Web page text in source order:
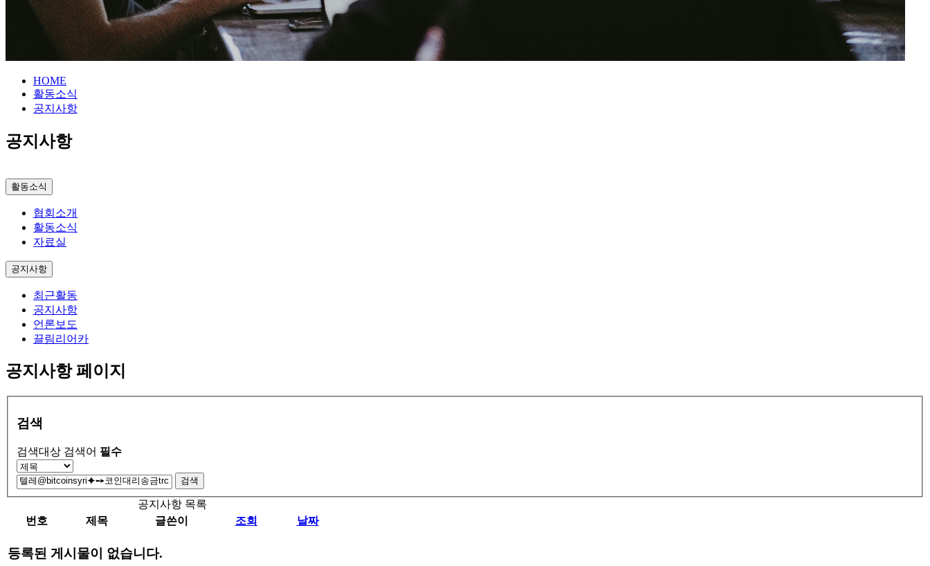
HOME
활동소식
공지사항
공지사항
활동소식
협회소개
활동소식
자료실
공지사항
최근활동
공지사항
언론보도
끌림리어카
공지사항 페이지
검색
검색대상 검색어 필수
검색
공지사항 목록
번호
제목 글쓴이 조회 날짜
등록된 게시물이 없습니다.